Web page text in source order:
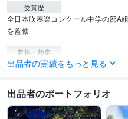
受賞歴
全日本吹奏楽コンクール中学の部A
を監修
資格・検定
幼稚園教諭免許 取得年 : 1997年
チャイルドカウンセラー
家族療法カウンセラー 取得年 :
出品者の実績をもっと見る
出品者のポートフォリオ